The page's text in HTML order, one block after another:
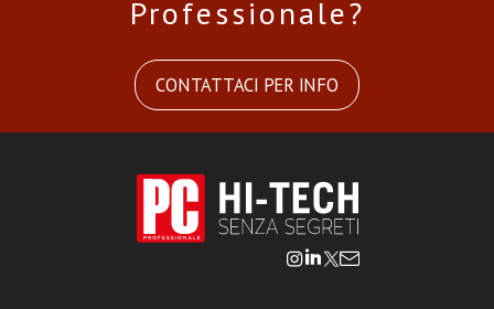
Professionale?
CONTATTACI PER INFO